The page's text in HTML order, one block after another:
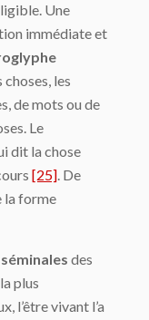
Une
immédiate et
les
de mots ou de
Le
dit la chose
[25]. De
la forme
des
plus
l’être vivant l’a